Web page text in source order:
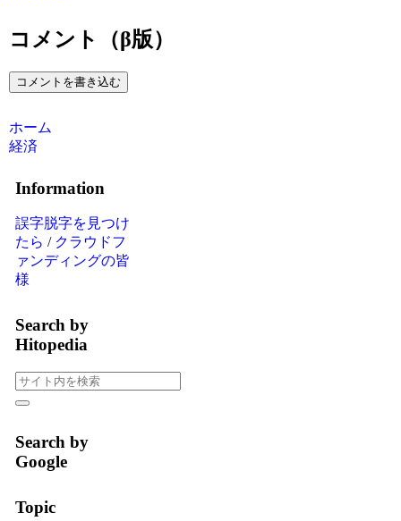
コメント（β版）
コメントを書き込む
ホーム
経済
Information
誤字脱字を見つけ
たら / クラウドフ
ァンディングの皆
様
Search by
Hitopedia
Search by
Google
Topic